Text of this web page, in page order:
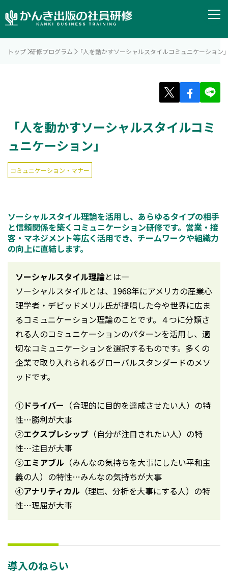
トップ 研修プログラム 「人を動かすソーシャルスタイルコミュニケーション
「人を動かすソーシャルスタイルコミ
ュニケーション」
コミュニケーション・マナー
ソーシャルスタイル理論を活用し、あらゆるタイプの相手
と信頼関係を築くコミュニケーション研修です。営業・接
客・マネジメント等広く活用でき、チームワークや組織力
の向上に直結します。
ソーシャルスタイル理論とは―
ソーシャルスタイルとは、1968年にアメリカの産業心
理学者・デビッドメリル氏が提唱した今や世界に広ま
るコミュニケーション理論のことです。４つに分類さ
れる人のコミュニケーションのパターンを活用し、適
切なコミュニケーションを選択するものです。多くの
企業で取り入れられるグローバルスタンダードのメソ
ッドです。
①ドライバー （合理的に目的を達成させたい人）の特
性…勝利が大事
②エクスプレシッブ （自分が注目されたい人）の特
性…注目が大事
③エミアブル （みんなの気持ちを大事にしたい平和主
義の人）の特性…みんなの気持ちが大事
④アナリティカル （理屈、分析を大事にする人）の特
性…理屈が大事
導入のねらい